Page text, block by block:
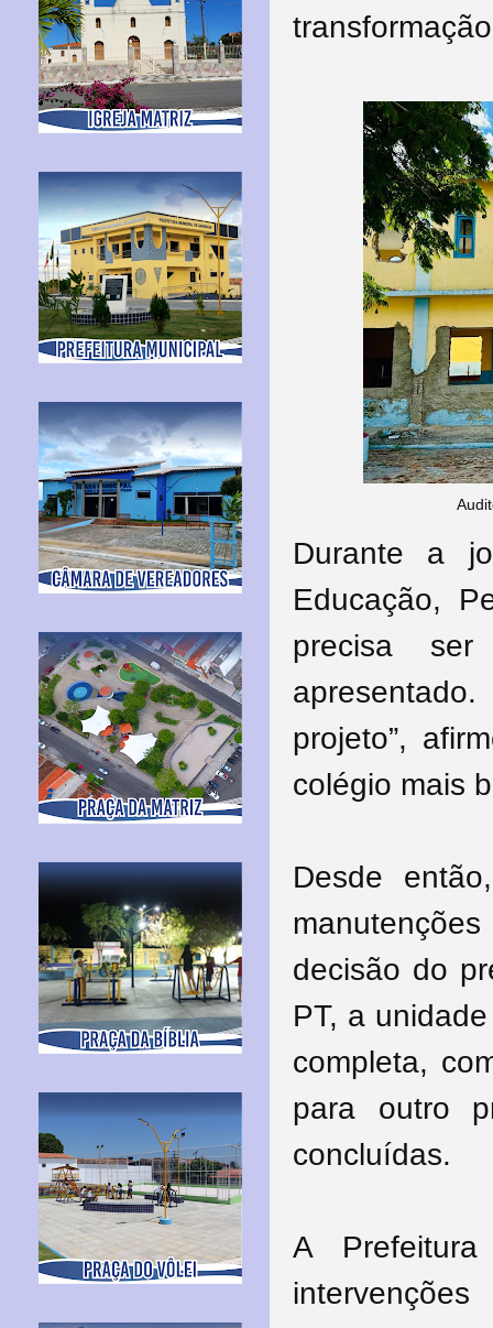
Durante a
Educação,
precisa
projeto”,
colégio mais
Desde
decisão do
PT, a
completa,
para outro
concluídas.
A